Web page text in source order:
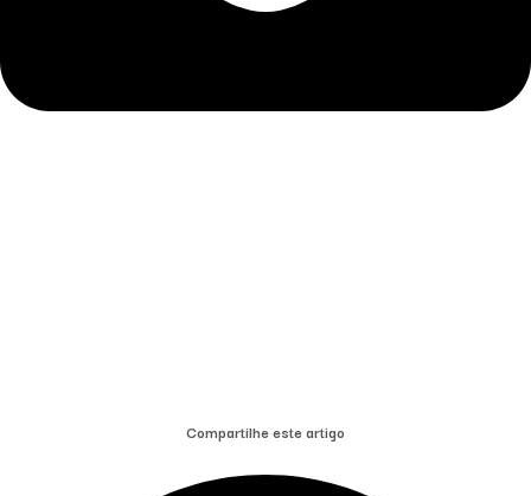
Compartilhe este artigo